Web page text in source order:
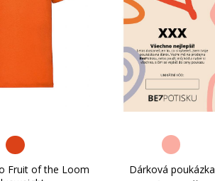
Fruit of the Loom
Dárková poukázka